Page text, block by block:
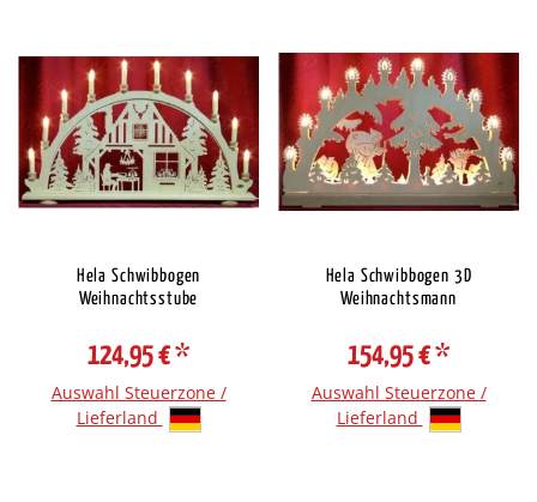
Hela Schwibbogen
Weihnachtsstube
124,95 €*
Auswahl Steuerzone /
Lieferland
Hela Schwibbogen 3D
Weihnachtsmann
154,95 €*
Auswahl Steuerzone /
Lieferland